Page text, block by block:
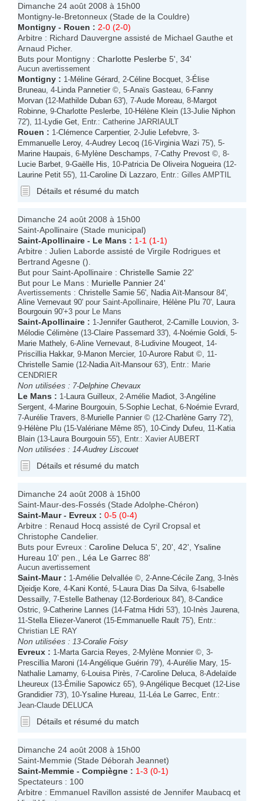
Dimanche 24 août 2008 à 15h00
Montigny-le-Bretonneux (Stade de la Couldre)
Montigny - Rouen : 2-0 (2-0)
Arbitre : Richard Dauvergne assisté de Michael Gauthe et
Arnaud Picher.
Buts pour Montigny : Charlotte Peslerbe 5', 34'
Aucun avertissement
Montigny : 1-Méline Gérard , 2-Céline Bocquet , 3-Élise
Bruneau , 4- Linda Pannetier ©, 5-Anaïs Gasteau , 6-Fanny
Morvan (12-Mathilde Duban 63'), 7-Aude Moreau , 8-Margot
Robinne , 9-Charlotte Peslerbe , 10-Hélène Klein (13-Julie Niphon
72'), 11- Lydie Get , Entr.: Catherine JARRIAULT
Rouen : 1-Clémence Carpentier, 2-Julie Lefebvre , 3-
Emmanuelle Leroy, 4-Audrey Lecoq (16-Virginia Wazi 75'), 5-
Marine Haupais , 6-Mylène Deschamps , 7-Cathy Prevost ©, 8-
Lucie Barbet , 9-Gaëlle His , 10-Patricia De Oliveira Nogueira (12-
Laurine Petit 55'), 11-Caroline Di Lazzaro , Entr.: Gilles AMPTIL
Détails et résumé du match
Dimanche 24 août 2008 à 15h00
Saint-Apollinaire (Stade municipal)
Saint-Apollinaire - Le Mans : 1-1 (1-1)
Arbitre : Julien Laborde assisté de Virgile Rodrigues et
Bertrand Agesne ().
But pour Saint-Apollinaire : Christelle Samie 22'
But pour Le Mans : Murielle Pannier 24'
Avertissements : Christelle Samie 56', Nadia Aït-Mansour 84',
Aline Vernevaut 90' pour Saint-Apollinaire, Hélène Plu 70',
Laura
Bourgouin 90'+3 pour Le Mans
Saint-Apollinaire : 1-Jennifer Gautherot , 2-Camille Louvion , 3-
Mélodie Célimène (13-Claire Passemard 33'), 4-Noémie Goldi , 5-
Marie Mathely, 6-Aline Vernevaut , 8- Ludivine Mougeot , 14-
Priscillia Hakkar, 9-Manon Mercier, 10-Aurore Rabut ©, 11-
Christelle Samie (12-Nadia Aït-Mansour 63'), Entr.: Marie
CENDRIER
Non utilisées : 7-Delphine Chevaux
Le Mans : 1- Laura Guilleux , 2-Amélie Madiot , 3-Angéline
Sergent , 4-Marine Bourgouin , 5-Sophie Lechat , 6-Noémie Evrard
7-Aurélie Travers , 8-Murielle Pannier © (12-Charlène Garry 72'),
9-Hélène Plu (15-Valériane Même 85'), 10-Cindy Dufeu , 11-Katia
Blain (13- Laura Bourgouin 55'), Entr.: Xavier AUBERT
Non utilisées : 14-Audrey Liscouet
Détails et résumé du match
Dimanche 24 août 2008 à 15h00
Saint-Maur-des-Fossés (Stade Adolphe-Chéron)
Saint-Maur- Evreux : 0-5 (0-4)
Arbitre : Renaud Hocq assisté de Cyril Cropsal et
Christophe Candelier.
Buts pour Evreux : Caroline Deluca 5', 20', 42', Ysaline
Hureau 10' pen., Léa Le Garrec 88'
Aucun avertissement
Saint-Maur: 1-Amélie Delvallée ©, 2-Anne-Cécile Zang , 3- Inès
Djeidje Kore , 4-Kani Konté , 5- Laura Dias Da Silva , 6- Isabelle
Dessailly, 7-Estelle Bathenay (12-Borderioux 84'), 8-Candice
Ostric , 9-Catherine Lannes (14-Fatma Hidri 53'), 10- Inès Jaurena
11-Stella Eliezer-Vanerot (15-Emmanuelle Rault 75'), Entr.:
Christian LE RAY
Non utilisées : 13-Coralie Foisy
Evreux : 1-Marta Garcia Reyes , 2-Mylène Monnier ©, 3-
Prescillia Maroni (14-Angélique Guérin 79'), 4-Aurélie Mary, 15-
Nathalie Lamamy, 6- Louisa Pirès , 7-Caroline Deluca , 8-Adelaïde
Lheureux (13-Émilie Sapowicz 65'), 9-Angélique Becquet (12- Lise
Grandidier 73'), 10-Ysaline Hureau , 11- Léa Le Garrec , Entr.:
Jean-Claude DELUCA
Détails et résumé du match
Dimanche 24 août 2008 à 15h00
Saint-Memmie (Stade Déborah Jeannet)
Saint-Memmie - Compiègne : 1-3 (0-1)
Spectateurs : 100
Arbitre : Emmanuel Ravillon assisté de Jennifer Maubacq et